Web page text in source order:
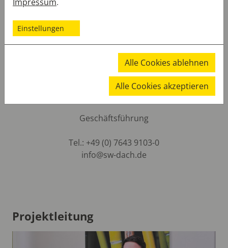
Rolf Enderlin
Geschäftsführung
Tel.: +49 (0) 7643 9103-0
info@sw-dach.de
Projektleitung
Einstellungen
Alle Cookies ablehnen
Alle Cookies akzeptieren